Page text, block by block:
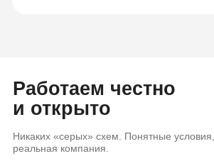
Работаем честно
и открыто
Никаких «серых» схем. Понятные условия,
реальная компания.